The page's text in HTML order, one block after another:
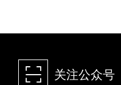
򰀁 关注公众号